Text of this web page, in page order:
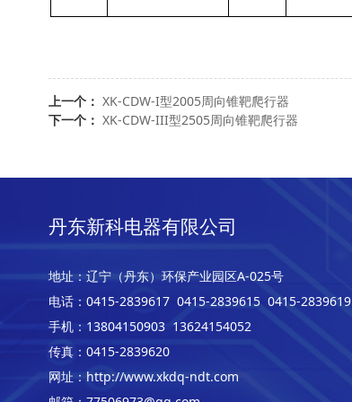
上一个： XK-CDW-I型2005周向锥靶爬行器
下一个： XK-CDW-III型2505周向锥靶爬行器
丹东新科电器有限公司
地址：辽宁（丹东）环保产业园区A-025号
电话：0415-2839617 0415-2839615 0415-2839619
手机：13804150903 13624154052
传真：0415-2839620
网址：http://www.xkdq-ndt.com